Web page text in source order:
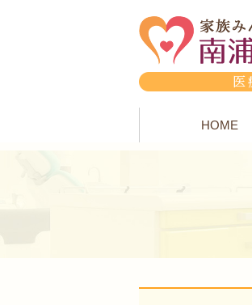
HOME